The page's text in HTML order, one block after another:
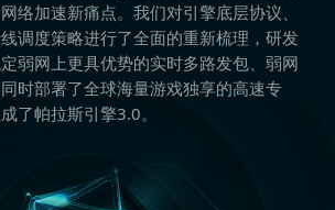
络加速新痛点。我们对引擎底层协议、
调度策略进行了全面的重新梳理，研发
弱网上更具优势的实时多路发包、弱网
时部署了全球海量游戏独享的高速专
了帕拉斯引擎3.0。